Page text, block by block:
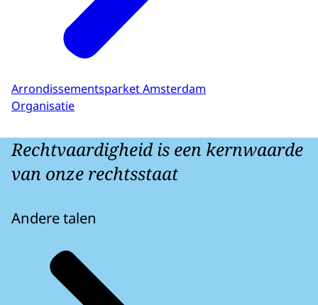
Arrondissementsparket Amsterdam
Organisatie
Rechtvaardigheid is een kernwaarde
van onze rechtsstaat
Andere talen